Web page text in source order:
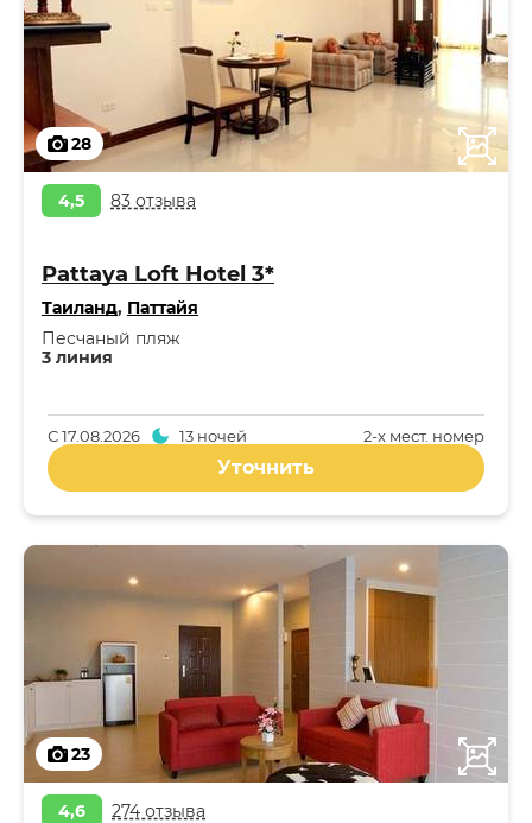
28
4,5 83 отзыва
Pattaya Loft Hotel 3*
Таиланд, Паттайя
3 линия
Песчаный пляж
2-x мест. номер
С17.08.2026 13 ночей
Уточнить
23
4,6 274 отзыва